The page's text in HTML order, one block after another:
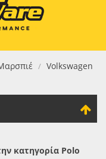
ΣΎΝΟΛΟ:0,00 €
/ Volkswagen
κατηγορία Polo